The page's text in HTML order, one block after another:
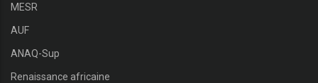
MESR
AUF
ANAQ-Sup
Renaissance africaine